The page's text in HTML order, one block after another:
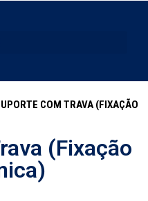
COM TRAVA (FIXAÇÃO
(Fixação